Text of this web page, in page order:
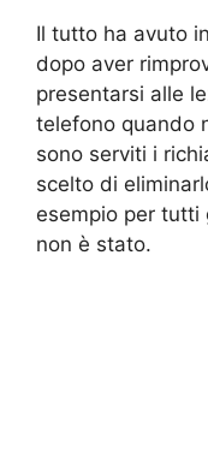
Il tutto ha avuto
dopo aver
presentarsi alle
telefono quando
sono serviti i
scelto di
esempio per tutti
non è stato.